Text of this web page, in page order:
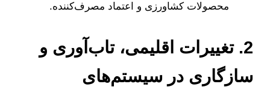
محصولات کشاورزی و اعتماد مصرف‌کننده.
2. تغییرات اقلیمی، تاب‌آوری و
سازگاری در سیستم‌های